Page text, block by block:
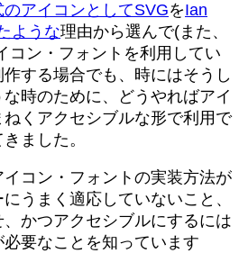
アイコンとしてSVGをIan
ような理由から選んで(また、
コン・フォントを利用してい
する場合でも、時にはそうし
時のために、どうやればアイ
くアクセシブルな形で利用で
ました。
コン・フォントの実装方法が
うまく適応していないこと、
かつアクセシブルにするには
要なことを知っています